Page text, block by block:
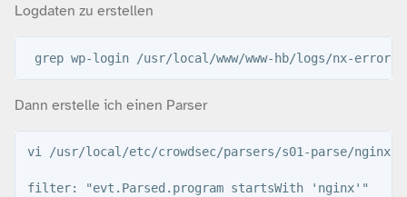
Logdaten zu erstellen
Dann erstelle ich einen Parser
vi /usr/local/etc/crowdsec/parsers/s01-parse/nginx-
filter: "evt.Parsed.program startsWith 'nginx'"